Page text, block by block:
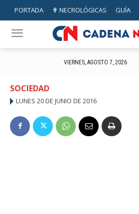
PORTADA ✟ NECROLÓGICAS GUÍA
VIERNES, AGOSTO 7, 2026
SOCIEDAD
LUNES 20 DE JUNIO DE 2016